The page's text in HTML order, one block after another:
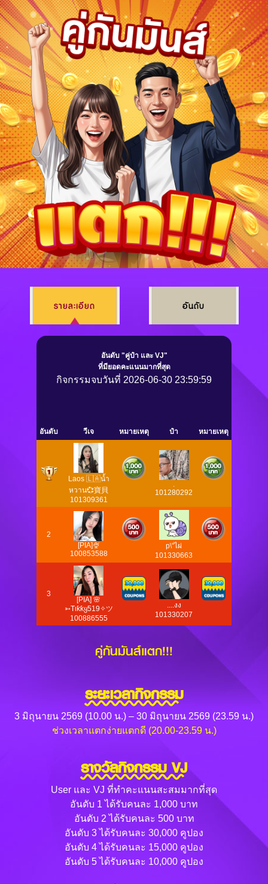
รายละเอียด อันดับ
อันดับ "คู่ป๋า และ VJ"
ที่มียอดคะแนนมากที่สุด
กิจกรรมจบวันที่ 2026-06-30 23:59:59
อันดับ วีเจ หมายเหตุ ป๋า หมายเหตุ
Laos 🇱🇦น้ำ
หวาน💞寶貝
101309361
101280292
2
[PIA]🍨
100853588
p\"ไผ่
101330663
3
[PIA] 🌸
➳Tιƙƙყ519✧ツ
100886555
....งง
101330207
คู่กันมันส์แตก!!!
ระยะเวลากิจกรรม
3 มิถุนายน 2569 (10.00 น.) – 30 มิถุนายน 2569 (23.59 น.)
ช่วงเวลาแตกง่ายแตกดี (20.00-23.59 น.)
รางวัลกิจกรรม VJ
User และ VJ ที่ทำคะแนนสะสมมากที่สุด
อันดับ 1 ได้รับคนละ 1,000 บาท
อันดับ 2 ได้รับคนละ 500 บาท
อันดับ 3 ได้รับคนละ 30,000 คูปอง
อันดับ 4 ได้รับคนละ 15,000 คูปอง
อันดับ 5 ได้รับคนละ 10,000 คูปอง